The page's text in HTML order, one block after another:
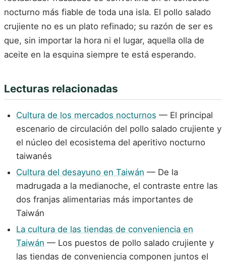
nocturno más fiable de toda una isla. El pollo salado
crujiente no es un plato refinado; su razón de ser es
que, sin importar la hora ni el lugar, aquella olla de
aceite en la esquina siempre te está esperando.
Lecturas relacionadas
Cultura de los mercados nocturnos — El principal
escenario de circulación del pollo salado crujiente y
el núcleo del ecosistema del aperitivo nocturno
taiwanés
Cultura del desayuno en Taiwán — De la
madrugada a la medianoche, el contraste entre las
dos franjas alimentarias más importantes de
Taiwán
La cultura de las tiendas de conveniencia en
Taiwán — Los puestos de pollo salado crujiente y
las tiendas de conveniencia componen juntos el